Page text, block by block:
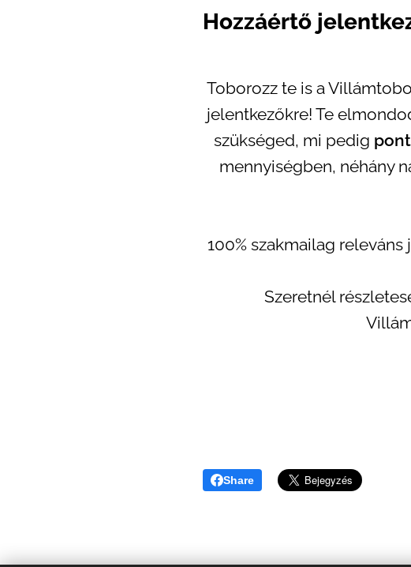
Hozzáértő
Toborozz te is a
jelentkezőkre! Te
szükséged, mi pedig
mennyiségben, néhány
100% szakmailag
Szeretnél
Share